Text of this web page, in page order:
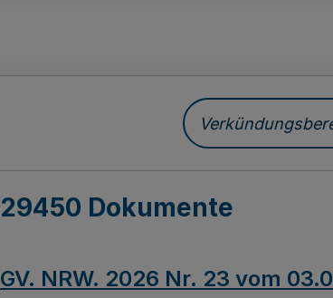
29450 Dokumente
GV. NRW. 2026 Nr. 23 vom